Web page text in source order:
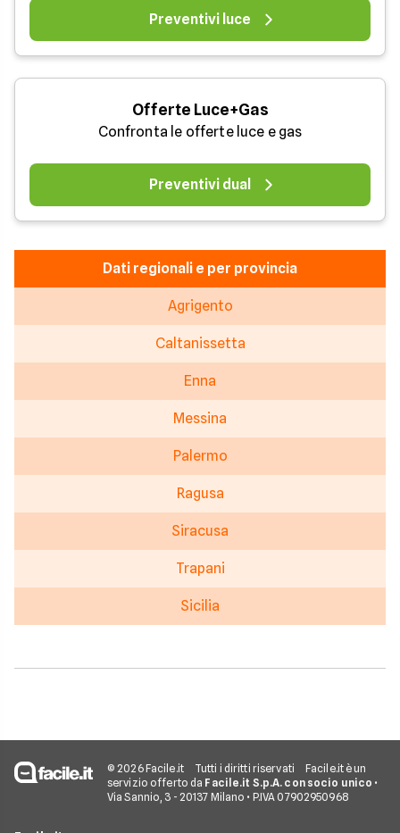
Preventivi luce
Offerte Luce+Gas
Confronta le offerte luce e gas
Preventivi dual
Dati regionali e per provincia
Agrigento
Caltanissetta
Enna
Messina
Palermo
Ragusa
Siracusa
Trapani
Sicilia
© 2026 Facile.it Tutti i diritti riservati
Facile.it è un
servizio offerto da Facile.it S.p.A. con socio unico •
Via Sannio, 3 - 20137 Milano • P.IVA 07902950968